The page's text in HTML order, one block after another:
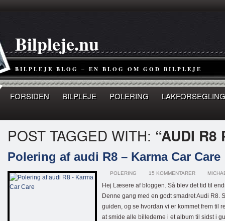
Bilpleje.nu
BILPLEJE BLOG – EN BLOG OM GOD BILPLEJE
FORSIDEN BILPLEJE POLERING
POST TAGGED WITH: “AUDI R8
Polering af audi R8 – Karma Car Care
POLERING 15 KOMMENTARER
Hej Læsere af bloggen. Så blev det tid til
Denne gang med en godt smadret Audi R8.
guiden, og se hvordan vi er kommet frem til
at smide alle billederne i et album til sidst i